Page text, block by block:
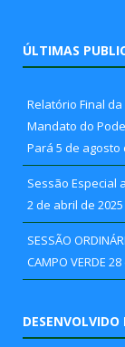
ÚLTIMAS
Relatório Final
Mandato do
Pará 5 de agosto
Sessão Especial
2 de abril de 2025
SESSÃO
CAMPO VERDE 28
DESENVOLVIDO